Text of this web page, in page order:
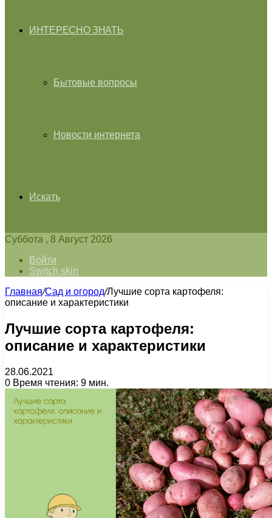
ИНТЕРЕСНО ЗНАТЬ
Бытовые вопросы
Новости интернета
Искать
Суббота , 8 Август 2026
Войти
Switch skin
Главная/Сад и огород/Лучшие сорта картофеля:
описание и характеристики
Лучшие сорта картофеля:
описание и характеристики
28.06.2021
0 Время чтения: 9 мин.